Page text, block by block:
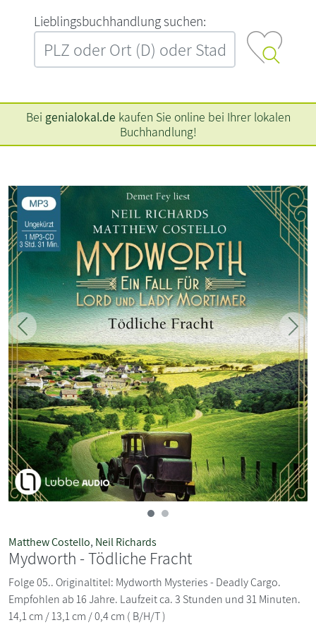
L‍i‍e‍b‍l‍i‍n‍g‍s‍b‍u‍c‍h‍h‍a‍n‍d‍l‍u‍n‍g‍ ‍s‍u‍c‍h‍e‍n‍:‍
Bei genialokal.de kaufen Sie online bei Ihrer lokalen
Buchhandlung!
Zurück
Matthew Costello, Neil Richards
Mydworth - Tödliche Fracht
Folge 05.. Originaltitel: Mydworth Mysteries - Deadly Cargo.
Empfohlen ab 16 Jahre. Laufzeit ca. 3 Stunden und 31 Minuten.
14,1 cm / 13,1 cm / 0,4 cm ( B/H/T )